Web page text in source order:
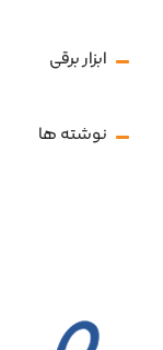
ابزار برقی
نوشته ها